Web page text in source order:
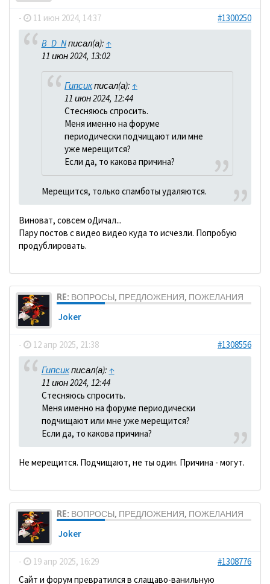
- 11 июн 2024, 14:37 #1300250
B_D_Nписал(а): ↑
11 июн 2024, 13:02
Гипсикписал(а): ↑
11 июн 2024, 12:44
Стесняюсь спросить.
Меня именно на форуме
периодически подчищают или мне
уже мерещится?
Если да, то какова причина?
Мерещится, только спамботы удаляются.
Виноват, совсем оДичал...
Пару постов с видео видео куда то исчезли. Попробую
продублировать.
RE: ВОПРОСЫ, ПРЕДЛОЖЕНИЯ, ПОЖЕЛАНИЯ
Joker
- 12 апр 2025, 21:38 #1308556
Гипсикписал(а): ↑
11 июн 2024, 12:44
Стесняюсь спросить.
Меня именно на форуме периодически
подчищают или мне уже мерещится?
Если да, то какова причина?
Не мерещится. Подчищают, не ты один. Причина - могут.
RE: ВОПРОСЫ, ПРЕДЛОЖЕНИЯ, ПОЖЕЛАНИЯ
Joker
- 19 апр 2025, 16:29
#1308776
Сайт и форум превратился в слащаво-ванильную